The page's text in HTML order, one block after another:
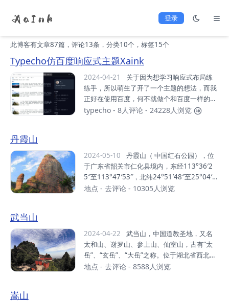
登录
此博客有文章87篇，评论13条，分类10个，标签15个
Typecho仿百度响应式主题Xaink
2024-04-21
练手，所以萌生了开了一个主题的想法，而我
正好在使用百度，何不就做个和百度一样的主
题Github:https://github.com/awinds/xaink
计，支持明亮和黑暗模式。文章列表支持缩略
图（字定义thumbnail），右侧悬停。支持评
论表情OwO。文章和页面直接支持点赞和取
消，不使用插件。支持配置作者个人社交账号
显示。支持配置是否显示文章版权信息。...
typecho - 8人评论 - 24228人浏览
丹霞山
2024-05-10
于广东省韶关市仁化县境内，东经113°36′2
5″至113°47′53″，北纬24°51′48″至25°04′1
2″之间。 总面积292平方千米，是广东省面积
砂砾岩石构成，“色如渥丹，灿若明霞”，以赤
壁丹崖为特色。据地质学家研究表明，在世界
已发现1200多处丹霞地貌中发育最典型、类
型最齐全、造型最丰富的丹霞地貌集中分布
区。距今1.4亿年至7000万年间，丹霞山区是
地点 - 去评论 - 10305人浏览
武当山
2024-04-22
太和山、谢罗山、参上山、仙室山，古有“太
岳”、“玄岳”、“大岳”之称。位于湖北省西北部
十堰市丹江口市。东接襄阳市，西靠十堰市 ，
地点 - 去评论 - 8588人浏览
嵩山